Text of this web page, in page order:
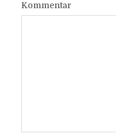
Kommentar